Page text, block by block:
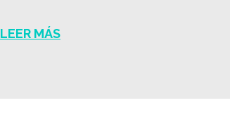
LEER MÁS